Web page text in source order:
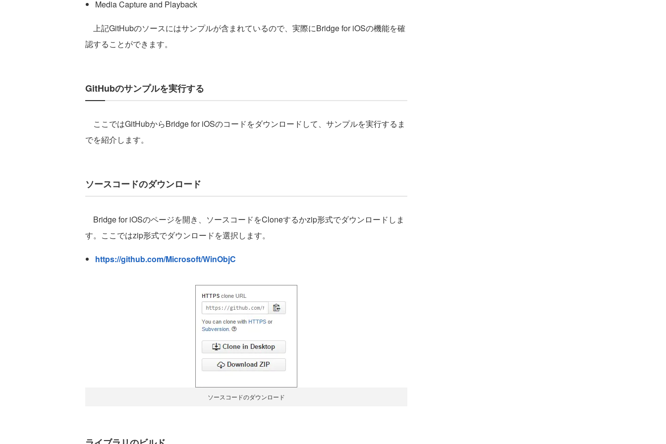
Media Capture and Playback
上記GitHubのソースにはサンプルが含まれているので、実際にBridge for iOSの機能を確
認することができます。
GitHubのサンプルを実行する
ここではGitHubからBridge for iOSのコードをダウンロードして、サンプルを実行するま
でを紹介します。
ソースコードのダウンロード
Bridge for iOSのページを開き、ソースコードをCloneするかzip形式でダウンロードしま
す。ここではzip形式でダウンロードを選択します。
https://github.com/Microsoft/WinObjC
ソースコードのダウンロード